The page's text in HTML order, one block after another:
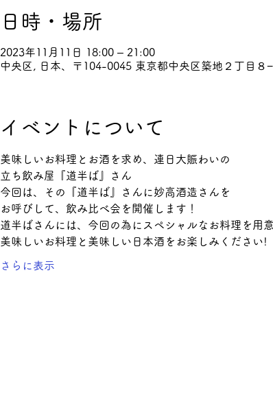
日時・場所
2023年11月11日 18:00 – 21:00
中央区, 日本、〒104-0045 東京都中央区築地２丁目８−
イベントについて
美味しいお料理とお酒を求め、連日大賑わいの
立ち飲み屋『道半ば』さん
今回は、その『道半ば』さんに妙高酒造さんを
お呼びして、飲み比べ会を開催します！
道半ばさんには、今回の為にスペシャルなお料理を用
美味しいお料理と美味しい日本酒をお楽しみください!
さらに表示